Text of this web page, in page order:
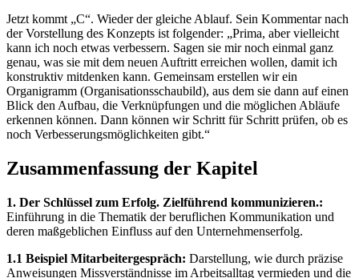
Jetzt kommt „C“. Wieder der gleiche Ablauf. Sein Kommentar nach
der Vorstellung des Konzepts ist folgender: „Prima, aber vielleicht
kann ich noch etwas verbessern. Sagen sie mir noch einmal ganz
genau, was sie mit dem neuen Auftritt erreichen wollen, damit ich
konstruktiv mitdenken kann. Gemeinsam erstellen wir ein
Organigramm (Organisationsschaubild), aus dem sie dann auf einen
Blick den Aufbau, die Verknüpfungen und die möglichen Abläufe
erkennen können. Dann können wir Schritt für Schritt prüfen, ob es
noch Verbesserungsmöglichkeiten gibt.“
Zusammenfassung der Kapitel
1. Der Schlüssel zum Erfolg. Zielführend kommunizieren.:
Einführung in die Thematik der beruflichen Kommunikation und
deren maßgeblichen Einfluss auf den Unternehmenserfolg.
1.1 Beispiel Mitarbeitergespräch: Darstellung, wie durch präzise
Anweisungen Missverständnisse im Arbeitsalltag vermieden und die